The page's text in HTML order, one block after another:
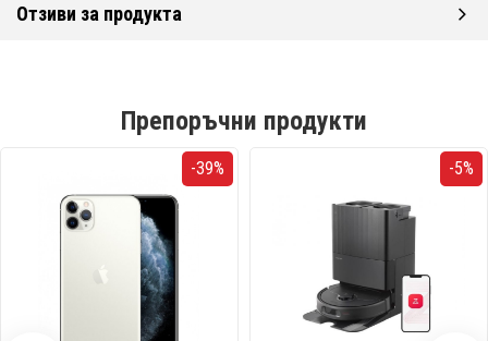
Отзиви за продукта
Препоръчни продукти
-39% -5%